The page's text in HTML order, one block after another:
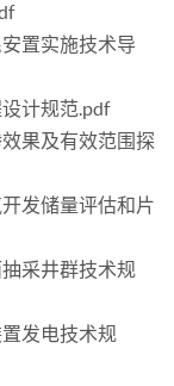
置实施技术导
计规范.pdf
果及有效范围探
发储量评估和片
采井群技术规
发电技术规